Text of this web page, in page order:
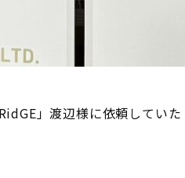
」渡辺様に依頼していた